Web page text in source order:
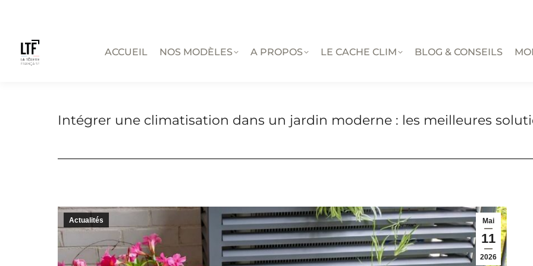
ACCUEIL NOS MODÈLES A PROPOS LE CACHE CLIM BLOG & CONSEILS
Intégrer une climatisation dans un jardin moderne : les meilleures
Mai
11
2026
Actualités